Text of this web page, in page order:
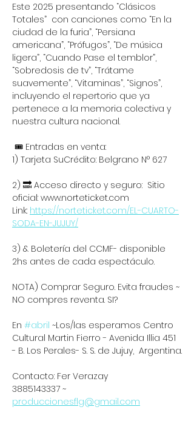
Este 2025 presentando “Clásicos
Totales”  con canciones como “En la
ciudad de la furia”, “Persiana
americana”, “Prófugos”, “De música
ligera”, “Cuando Pase el temblor”,
“Sobredosis de tv”, “Trátame
suavemente”, “Vitaminas”, “Signos”,
incluyendo el repertorio que ya
pertenece a la memoria colectiva y
nuestra cultura nacional.
🎟️ Entradas en venta:
1) Tarjeta SuCrédito: Belgrano N° 627
2) 🔜 Acceso directo y seguro:  Sitio
oficial: www.norteticket.com
Link: https://norteticket.com/EL-CUARTO-
SODA-EN-JUJUY/
3) & Boletería del CCMF- disponible
2hs antes de cada espectáculo.
NOTA) Comprar Seguro. Evita fraudes ~
NO compres reventa. SI?
En #abril ~Los/las esperamos Centro
Cultural Martin Fierro - Avenida Illia 451
- B. Los Perales- S. S. de Jujuy,  Argentina.
Contacto: Fer Verazay
3885143337 ~
produccionesflg@gmail.com